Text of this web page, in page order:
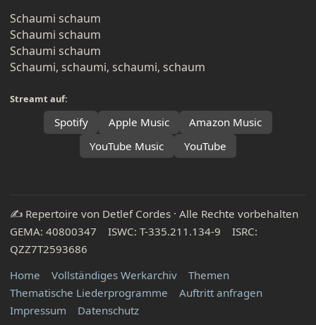
Schaumi schaum
Schaumi schaum
Schaumi schaum
Schaumi, schaumi, schaumi, schaum
Streamt auf:
Spotify Apple Music
Amazon Music
YouTube Music
YouTube
✍️ Repertoire von Detlef Cordes · Alle Rechte vorbehalten
GEMA: 40800347 ISWC: T-335.211.134-9 ISRC:
QZZ7T2593686
Home
Vollständiges Werkarchiv
Themen
Thematische Liederprogramme
Auftritt anfragen
Impressum
Datenschutz